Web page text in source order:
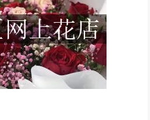
品香槟玫瑰，搭配...